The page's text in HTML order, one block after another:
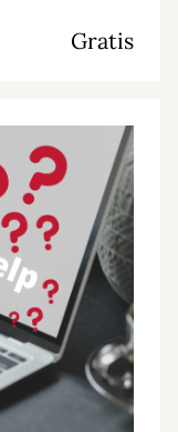
Gratis